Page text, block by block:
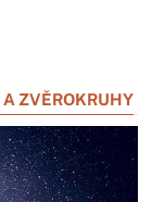
ZVĚROKRUHY